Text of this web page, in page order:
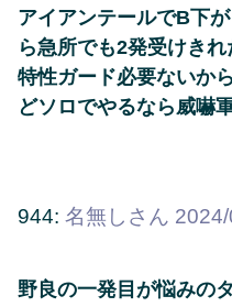
アイアンテールでB下
ら急所でも2発受けきれ
特性ガード必要ないか
どソロでやるなら威嚇
944: 名無しさん
野良の一発目が悩みの